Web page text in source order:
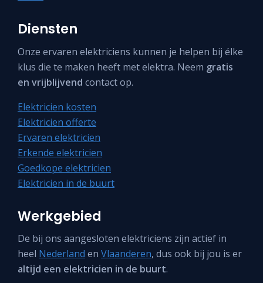
Diensten
Onze ervaren elektriciens kunnen je helpen bij élke
klus die te maken heeft met elektra. Neem gratis
en vrijblijvend contact op.
Elektricien kosten
Elektricien offerte
Ervaren elektricien
Erkende elektricien
Goedkope elektricien
Elektricien in de buurt
Werkgebied
De bij ons aangesloten elektriciens zijn actief in
heel Nederland en Vlaanderen, dus ook bij jou is er
altijd een elektricien in de buurt.